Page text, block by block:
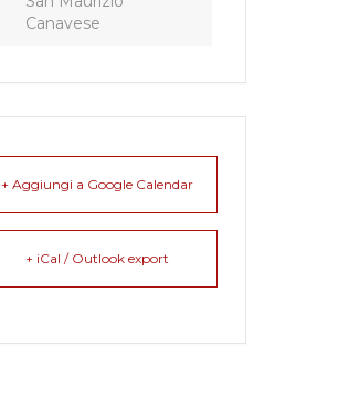
Canavese
+ Aggiungi a Google Calendar
+ iCal / Outlook export